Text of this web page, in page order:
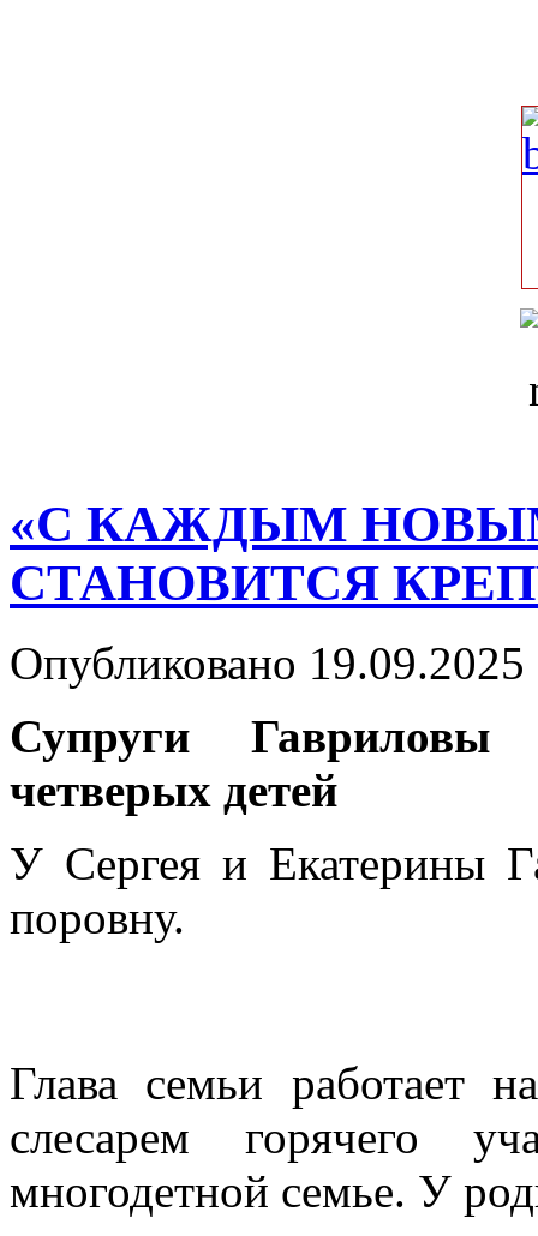
«С КАЖДЫМ
СТАНОВИТСЯ
Опубликовано
Супруги
четверых детей
У Сергея и Екатерины
поровну.
Глава семьи работает
слесарем горячего
многодетной семье. У